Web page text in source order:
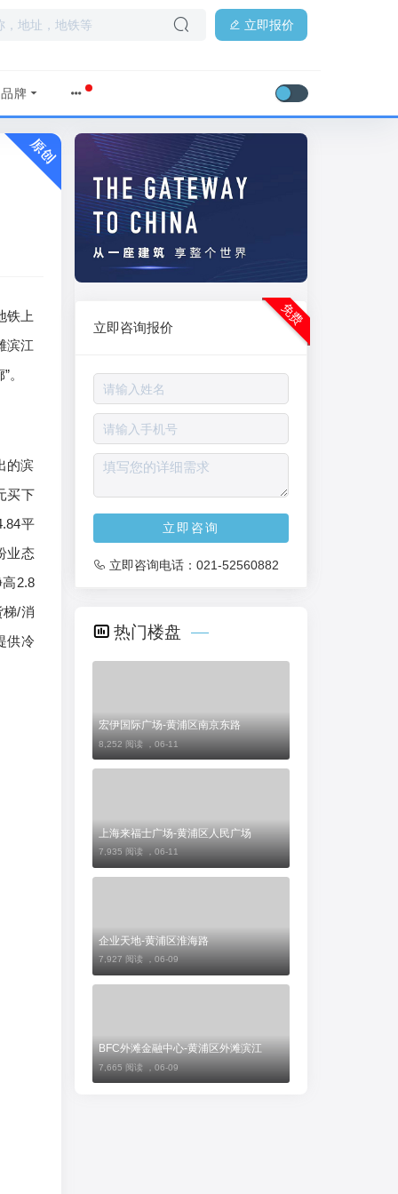
立即报价
品牌
铁上
滨江
。
的滨
买下
平
业态
2.8
梯/消
供冷
立即咨询报价
立即咨询
立即咨询电话： 021-52560882
免费
热门楼盘
宏伊国际广场-黄浦区南京东路
8,252 阅读 ， 06-11
上海来福士广场-黄浦区人民广场
7,935 阅读 ， 06-11
企业天地-黄浦区淮海路
7,927 阅读 ， 06-09
BFC外滩金融中心-黄浦区外滩滨江
7,665 阅读 ， 06-09